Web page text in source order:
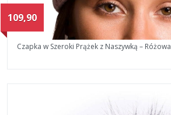
109,90
Czapka w Szeroki Prążek z Naszywką – Różowa